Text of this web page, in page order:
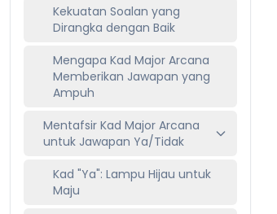
Kekuatan Soalan yang
Dirangka dengan Baik
Mengapa Kad Major Arcana
Memberikan Jawapan yang
Ampuh
Mentafsir Kad Major Arcana
untuk Jawapan Ya/Tidak
Kad "Ya": Lampu Hijau untuk
Maju